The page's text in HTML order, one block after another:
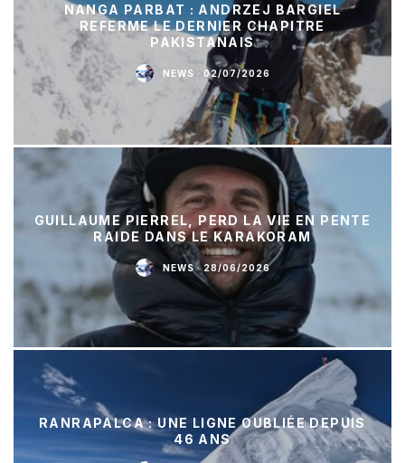
NANGA PARBAT : ANDRZEJ BARGIEL
REFERME LE DERNIER CHAPITRE
PAKISTANAIS
NEWS · 02/07/2026
GUILLAUME PIERREL, PERD LA VIE EN PENTE
RAIDE DANS LE KARAKORAM
NEWS · 28/06/2026
RANRAPALCA : UNE LIGNE OUBLIÉE DEPUIS
46 ANS